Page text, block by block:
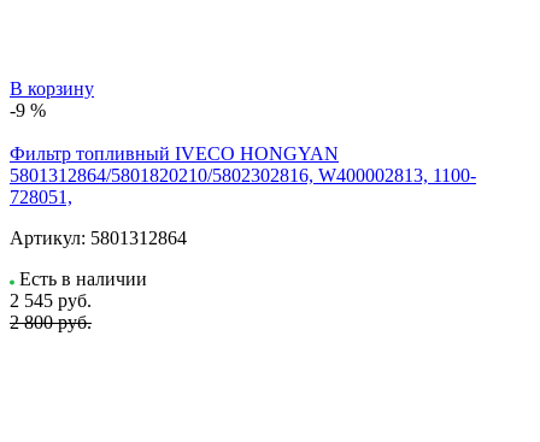
В корзину
-9 %
Фильтр топливный IVECO HONGYAN
5801312864/5801820210/5802302816, W400002813, 1100-
728051,
Артикул: 5801312864
Есть в наличии
2 545 руб.
2 800 руб.